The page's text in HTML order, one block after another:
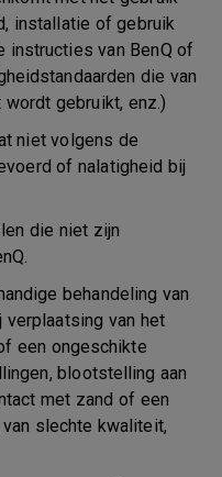
installatie of gebruik
instructies van BenQ of
die van
gebruikt, enz.)
niet volgens de
of nalatigheid bij
die niet zijn
behandeling van
verplaatsing van het
een ongeschikte
blootstelling aan
met zand of een
slechte kwaliteit,